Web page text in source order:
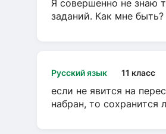
Я совершенно не знаю
заданий. Как мне
Русский язык 11 класс
если не явится на
набран, то сохранится